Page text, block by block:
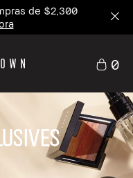
de $2,300
0